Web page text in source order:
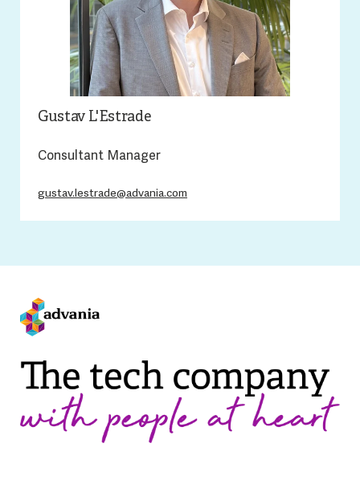
Gustav L'Estrade
Consultant Manager
gustav.lestrade@advania.com